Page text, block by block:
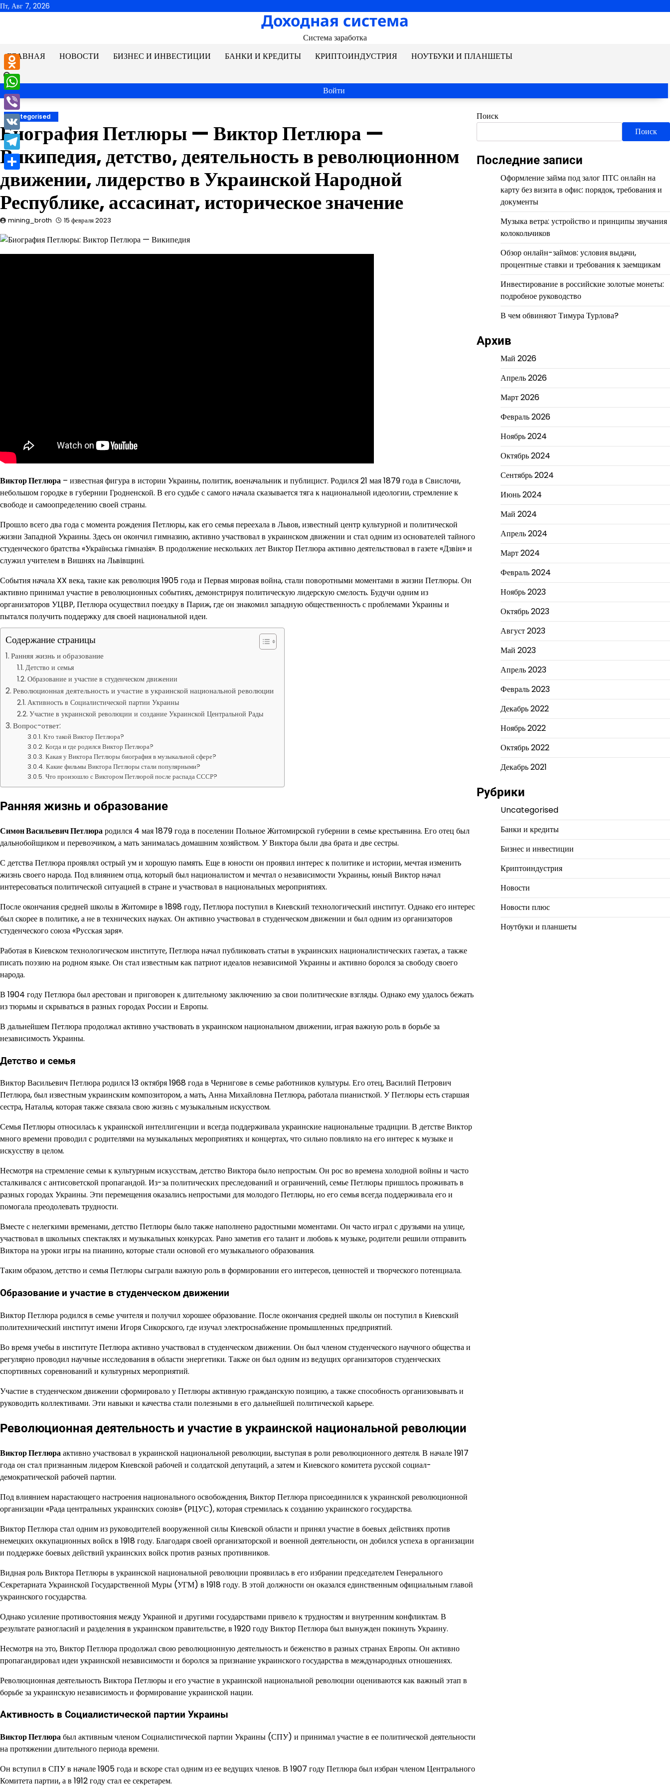
Перейти
Пт, Авг 7, 2026
Доходная система
Система заработка
ГЛАВНАЯ
НОВОСТИ БИЗНЕС И ИНВЕСТИЦИИ БАНКИ И КРЕДИТЫ КРИПТОИНДУСТРИЯ НОУТБУКИ И ПЛАНШЕТЫ
Войти
Uncategorised
Биография Петлюры — Виктор Петлюра —
Википедия, детство, деятельность в революционном
движении, лидерство в Украинской Народной
Республике, ассасинат, историческое значение
mining_broth 15 февраля 2023
Виктор Петлюра – известная фигура в истории Украины, политик, военачальник и публицист. Родился 21 мая 1879 года в Свислочи,
небольшом городке в губернии Гродненской. В его судьбе с самого начала сказывается тяга к национальной идеологии, стремление к
свободе и самоопределению своей страны.
Прошло всего два года с момента рождения Петлюры, как его семья переехала в Львов, известный центр культурной и политической
жизни Западной Украины. Здесь он окончил гимназию, активно участвовал в украинском движении и стал одним из основателей тайного
студенческого братства «Українська гімназія». В продолжение нескольких лет Виктор Петлюра активно деятельствовал в газете «Дзвін» и
служил учителем в Вишнях на Львівщині.
События начала XX века, такие как революция 1905 года и Первая мировая война, стали поворотными моментами в жизни Петлюры. Он
активно принимал участие в революционных событиях, демонстрируя политическую лидерскую смелость. Будучи одним из
организаторов УЦВР, Петлюра осуществил поездку в Париж, где он знакомил западную общественность с проблемами Украины и
пытался получить поддержку для своей национальной идеи.
Содержание страницы
Ранняя жизнь и образование
Детство и семья
Образование и участие в студенческом движении
Революционная деятельность и участие в украинской национальной революции
Активность в Социалистической партии Украины
Участие в украинской революции и создание Украинской Центральной Рады
Вопрос-ответ:
Кто такой Виктор Петлюра?
Когда и где родился Виктор Петлюра?
Какая у Виктора Петлюры биография в музыкальной сфере?
Какие фильмы Виктора Петлюры стали популярными?
Что произошло с Виктором Петлюрой после распада СССР?
Ранняя жизнь и образование
Симон Васильевич Петлюрародился 4 мая 1879 года в поселении Польное Житомирской губернии в семье крестьянина. Его отец был
дальнобойщиком и перевозчиком, а мать занималась домашним хозяйством. У Виктора были два брата и две сестры.
С детства Петлюра проявлял острый ум и хорошую память. Еще в юности он проявил интерес к политике и истории, мечтая изменить
жизнь своего народа. Под влиянием отца, который был националистом и мечтал о независимости Украины, юный Виктор начал
интересоваться политической ситуацией в стране и участвовал в национальных мероприятиях.
После окончания средней школы в Житомире в 1898 году, Петлюра поступил в Киевский технологический институт. Однако его интерес
был скорее в политике, а не в технических науках. Он активно участвовал в студенческом движении и был одним из организаторов
студенческого союза «Русская заря».
Работая в Киевском технологическом институте, Петлюра начал публиковать статьи в украинских националистических газетах, а также
писать поэзию на родном языке. Он стал известным как патриот идеалов независимой Украины и активно боролся за свободу своего
народа.
В 1904 году Петлюра был арестован и приговорен к длительному заключению за свои политические взгляды. Однако ему удалось бежать
из тюрьмы и скрываться в разных городах России и Европы.
В дальнейшем Петлюра продолжал активно участвовать в украинском национальном движении, играя важную роль в борьбе за
независимость Украины.
Детство и семья
Виктор Васильевич Петлюра родился 13 октября 1968 года в Чернигове в семье работников культуры. Его отец, Василий Петрович
Петлюра, был известным украинским композитором, а мать, Анна Михайловна Петлюра, работала пианисткой. У Петлюры есть старшая
сестра, Наталья, которая также связала свою жизнь с музыкальным искусством.
Семья Петлюры относилась к украинской интеллигенции и всегда поддерживала украинские национальные традиции. В детстве Виктор
много времени проводил с родителями на музыкальных мероприятиях и концертах, что сильно повлияло на его интерес к музыке и
искусству в целом.
Несмотря на стремление семьи к культурным искусствам, детство Виктора было непростым. Он рос во времена холодной войны и часто
сталкивался с антисоветской пропагандой. Из-за политических преследований и ограничений, семье Петлюры пришлось проживать в
разных городах Украины. Эти перемещения оказались непростыми для молодого Петлюры, но его семья всегда поддерживала его и
помогала преодолевать трудности.
Вместе с нелегкими временами, детство Петлюры было также наполнено радостными моментами. Он часто играл с друзьями на улице,
участвовал в школьных спектаклях и музыкальных конкурсах. Рано заметив его талант и любовь к музыке, родители решили отправить
Виктора на уроки игры на пианино, которые стали основой его музыкального образования.
Таким образом, детство и семья Петлюры сыграли важную роль в формировании его интересов, ценностей и творческого потенциала.
Образование и участие в студенческом движении
Виктор Петлюра родился в семье учителя и получил хорошее образование. После окончания средней школы он поступил в Киевский
политехнический институт имени Игоря Сикорского, где изучал электроснабжение промышленных предприятий.
Во время учебы в институте Петлюра активно участвовал в студенческом движении. Он был членом студенческого научного общества и
регулярно проводил научные исследования в области энергетики. Также он был одним из ведущих организаторов студенческих
спортивных соревнований и культурных мероприятий.
Участие в студенческом движении сформировало у Петлюры активную гражданскую позицию, а также способность организовывать и
руководить коллективами. Эти навыки и качества стали полезными в его дальнейшей политической карьере.
Революционная деятельность и участие в украинской национальной революции
Виктор Петлюраактивно участвовал в украинской национальной революции, выступая в роли революционного деятеля. В начале 1917
года он стал признанным лидером Киевской рабочей и солдатской депутаций, а затем и Киевского комитета русской социал-
демократической рабочей партии.
Под влиянием нарастающего настроения национального освобождения, Виктор Петлюра присоединился к украинской революционной
организации «Рада центральных украинских союзів» (РЦУС), которая стремилась к созданию украинского государства.
Виктор Петлюра стал одним из руководителей вооруженной силы Киевской области и принял участие в боевых действиях против
немецких оккупационных войск в 1918 году. Благодаря своей организаторской и военной деятельности, он добился успеха в организации
и поддержке боевых действий украинских войск против разных противников.
Видная роль Виктора Петлюры в украинской национальной революции проявилась в его избрании председателем Генерального
Секретариата Украинской Государственной Муры (УГМ) в 1918 году. В этой должности он оказался единственным официальным главой
украинского государства.
Однако усиление противостояния между Украиной и другими государствами привело к трудностям и внутренним конфликтам. В
результате разногласий и разделения в украинском правительстве, в 1920 году Виктор Петлюра был вынужден покинуть Украину.
Несмотря на это, Виктор Петлюра продолжал свою революционную деятельность и беженство в разных странах Европы. Он активно
пропагандировал идеи украинской независимости и боролся за признание украинского государства в международных отношениях.
Революционная деятельность Виктора Петлюры и его участие в украинской национальной революции оцениваются как важный этап в
борьбе за украинскую независимость и формирование украинской нации.
Активность в Социалистической партии Украины
Виктор Петлюрабыл активным членом Социалистической партии Украины (СПУ) и принимал участие в ее политической деятельности
на протяжении длительного периода времени.
Он вступил в СПУ в начале 1905 года и вскоре стал одним из ее ведущих членов. В 1907 году Петлюра был избран членом Центрального
Комитета партии, а в 1912 году стал ее секретарем.
Поиск
Поиск
Последние записи
Оформление займа под залог ПТС онлайн на
карту без визита в офис: порядок, требования и
документы
Музыка ветра: устройство и принципы звучания
колокольчиков
Обзор онлайн-займов: условия выдачи,
процентные ставки и требования к заемщикам
Инвестирование в российские золотые монеты:
подробное руководство
В чем обвиняют Тимура Турлова?
Архив
Май 2026
Апрель 2026
Март 2026
Февраль 2026
Ноябрь 2024
Октябрь 2024
Сентябрь 2024
Июнь 2024
Май 2024
Апрель 2024
Март 2024
Февраль 2024
Ноябрь 2023
Октябрь 2023
Август 2023
Май 2023
Апрель 2023
Февраль 2023
Декабрь 2022
Ноябрь 2022
Октябрь 2022
Декабрь 2021
Рубрики
Uncategorised
Банки и кредиты
Бизнес и инвестиции
Криптоиндустрия
Новости
Новости плюс
Ноутбуки и планшеты
Odnoklassniki
WhatsApp
Viber
VK
Telegram
Отправить